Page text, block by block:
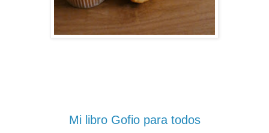
Mi libro Gofio para todos